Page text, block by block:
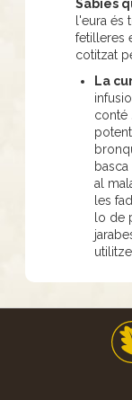
Sabies
l'eura és
fetilleres
cotitzat
La
conté
al
les
lo de